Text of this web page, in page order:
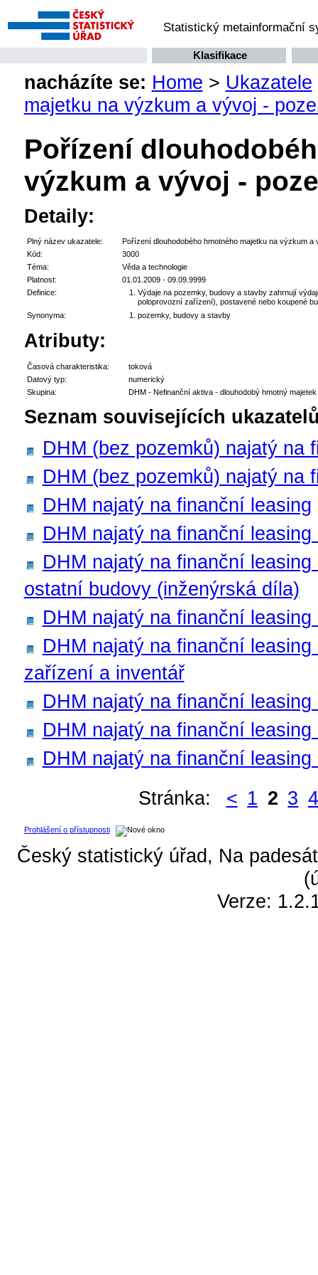
Statistický metainformační
Klasifikace
nacházíte se: Home > Ukazatele
majetku na výzkum a vývoj -
Pořízení
výzkum a vývoj -
Detaily:
Plný název ukazatele:
Pořízení dlouhodobého hmotného majetku na výzkum
Kód:
3000
Téma:
Věda a technologie
Platnost:
01.01.2009 - 09.09.9999
Definice:
Výdaje na pozemky, budovy a stavby zahrnují
poloprovozní zařízení), postavené nebo koupené
Synonyma:
pozemky, budovy a stavby
Atributy:
Časová charakteristika:
toková
Datový typ:
numerický
Skupina:
DHM - Nefinanční aktiva - dlouhodobý hmotný majetek
Seznam souvisejících
DHM (bez pozemků) najatý na
DHM (bez pozemků) najatý
DHM najatý na finanční leasing
DHM najatý na finanční
DHM najatý na finanční
ostatní budovy (inženýrská díla)
DHM najatý na finanční
DHM najatý na finanční
zařízení a inventář
DHM najatý na finanční
DHM najatý na finanční
DHM najatý na finanční leasing
Stránka:
< 1 2 3 4
Prohlášení o přístupnosti
Český statistický úřad, Na
Verze: